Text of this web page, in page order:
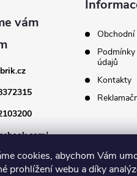
cookies, abychom Vám
prohlížení webu a díky
údajů
Kontakty